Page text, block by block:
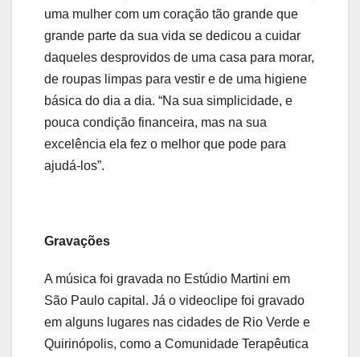
uma mulher com um coração tão grande que
grande parte da sua vida se dedicou a cuidar
daqueles desprovidos de uma casa para morar,
de roupas limpas para vestir e de uma higiene
básica do dia a dia. “Na sua simplicidade, e
pouca condição financeira, mas na sua
excelência ela fez o melhor que pode para
ajudá-los”.
Gravações
A música foi gravada no Estúdio Martini em
São Paulo capital. Já o videoclipe foi gravado
em alguns lugares nas cidades de Rio Verde e
Quirinópolis, como a Comunidade Terapêutica